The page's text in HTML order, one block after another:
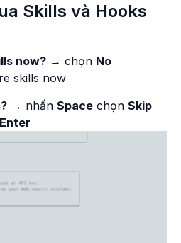
Skills và Hooks
now? → chọn No
→ nhấn Space chọn Skip
Enter